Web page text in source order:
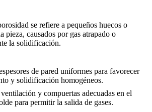
se refiere a pequeños huecos o
pieza, causados por gas atrapado o
la solidificación.
de pared uniformes para favorecer
y solidificación homogéneos.
y compuertas adecuadas en el
para permitir la salida de gases.